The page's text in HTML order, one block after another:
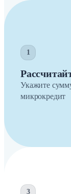
1
Укажите
микрокредит
3